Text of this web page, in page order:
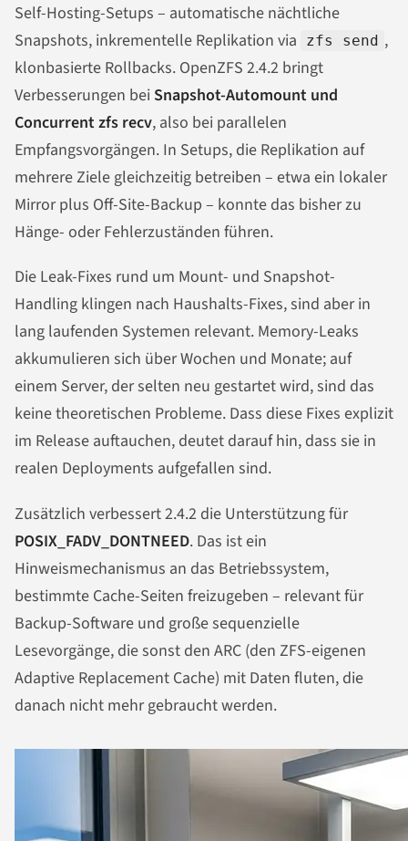
Self-Hosting-Setups – automatische nächtliche
Snapshots, inkrementelle Replikation via
zfs send ,
klonbasierte Rollbacks. OpenZFS 2.4.2 bringt
Verbesserungen bei Snapshot-Automount und
Concurrent zfs recv, also bei parallelen
Empfangsvorgängen. In Setups, die Replikation auf
mehrere Ziele gleichzeitig betreiben – etwa ein lokaler
Mirror plus Off-Site-Backup – konnte das bisher zu
Hänge- oder Fehlerzuständen führen.
Die Leak-Fixes rund um Mount- und Snapshot-
Handling klingen nach Haushalts-Fixes, sind aber in
lang laufenden Systemen relevant. Memory-Leaks
akkumulieren sich über Wochen und Monate; auf
einem Server, der selten neu gestartet wird, sind das
keine theoretischen Probleme. Dass diese Fixes explizit
im Release auftauchen, deutet darauf hin, dass sie in
realen Deployments aufgefallen sind.
Zusätzlich verbessert 2.4.2 die Unterstützung für
POSIX_FADV_DONTNEED. Das ist ein
Hinweismechanismus an das Betriebssystem,
bestimmte Cache-Seiten freizugeben – relevant für
Backup-Software und große sequenzielle
Lesevorgänge, die sonst den ARC (den ZFS-eigenen
Adaptive Replacement Cache) mit Daten fluten, die
danach nicht mehr gebraucht werden.